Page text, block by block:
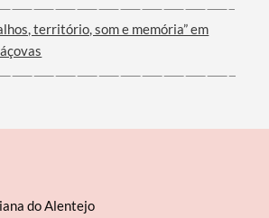
território, som e memória” em
do Alentejo